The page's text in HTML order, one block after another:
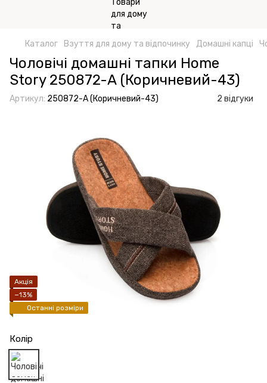
Каталог Взуття для дому та відпочинку Домашні капці
Чоловічі домашні тапки Home
Story 250872-А (Коричневий-43)
Артикул: 250872-А (Коричневий-43) 2 відгуки
Акція
−13%
Останні розміри
Колір